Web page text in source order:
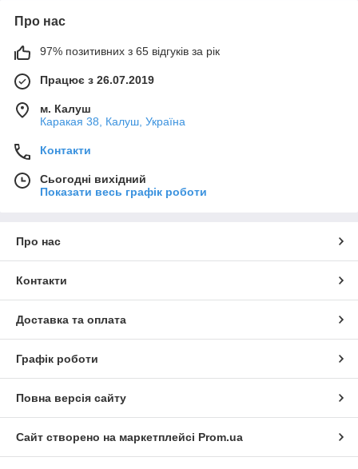
Про нас
97% позитивних з 65 відгуків за рік
Працює з 26.07.2019
м. Калуш
Каракая 38, Калуш, Україна
Контакти
Сьогодні вихідний
Показати весь графік роботи
Про нас
Контакти
Доставка та оплата
Графік роботи
Повна версія сайту
Сайт створено на маркетплейсі Prom.ua